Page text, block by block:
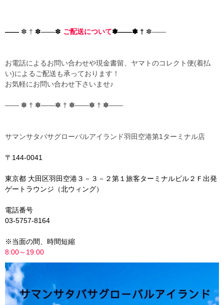
―― ✽ † ✽――✽ ご配送について✽――✽ † ✽――
お電話によるお問い合わせや現金書留、ヤマトのコレクト便(着払
い)によるご配送も承っております！
お気軽にお問い合わせ下さいませ♪︎
―― ✽ † ✽――✽ † ✽――✽ † ✽――
サマンサタバサグローバルアイランド羽田空港第1ターミナル店
〒144-0041
東京都 大田区羽田空港３－３－２第１旅客ターミナルビル２Ｆ出発
ゲートラウンジ（北ウィング）
電話番号
03-5757-8164
※当面の間、時間短縮
8:00～19:00